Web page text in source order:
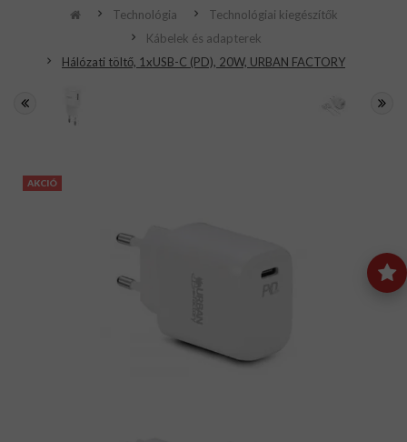
Technológia
Technológiai kiegészítők
Kábelek és adapterek
Hálózati töltő, 1xUSB-C (PD), 20W, URBAN FACTORY
AKCIÓ